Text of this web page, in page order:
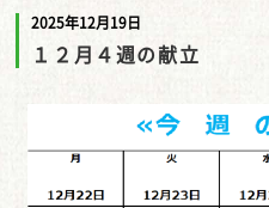
2025年12月19日
１２月４週の献立